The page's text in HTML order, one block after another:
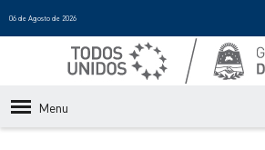
06 de Agosto de 2026
Menu